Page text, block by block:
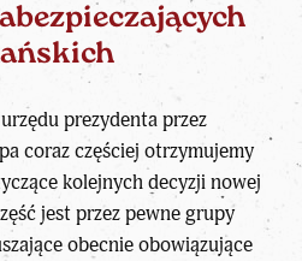
prezydenta przez
coraz częściej otrzymujemy
kolejnych decyzji nowej
jest przez pewne grupy
obecnie obowiązujące